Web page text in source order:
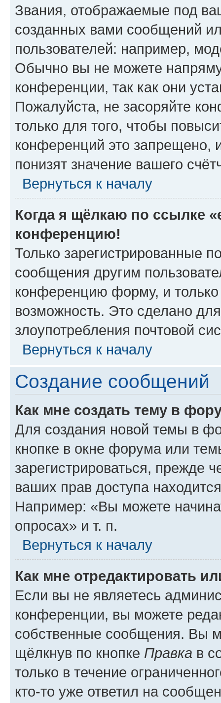
Звания, отображаемые под
созданных вами сообщений
пользователей: например,
Обычно вы не можете
конференции, так как они
Пожалуйста, не засоряйте
только для того, чтобы
конференций это запрещено,
понизят значение вашего
Вернуться к началу
Когда я щёлкаю по ссылке
конференцию!
Только зарегистрированные
сообщения другим
конференцию форму, и
возможность. Это сделано
злоупотребления почтовой
Вернуться к началу
Создание сообщений
Как мне создать тему в
Для создания новой темы в
кнопке в окне форума или
зарегистрироваться, прежде
ваших прав доступа
Например: «Вы можете
опросах» и т. п.
Вернуться к началу
Как мне отредактировать
Если вы не являетесь
конференции, вы можете
собственные сообщения. Вы
щёлкнув по кнопке Правка в
только в течение
кто-то уже ответил на